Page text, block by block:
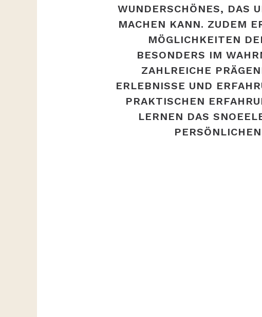
WUNDERSCHÖNES, DAS
MACHEN KANN. ZUDEM
ÖGLICHKEITEN
ESONDERS IM
AHLREICHE
RLEBNISSE UND
RAKTISCHEN
ERNEN DAS